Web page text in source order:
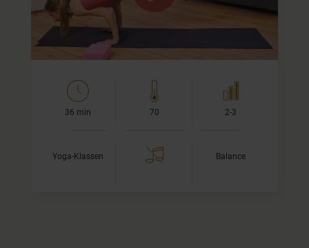
36 min 70 2-3
Yoga-Klassen Balance